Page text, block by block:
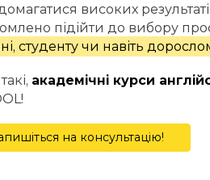
високих
підійти до вибору
студенту чи навіть
академічні курси
на консультацію!